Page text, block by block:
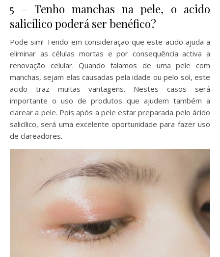
5 – Tenho manchas na pele, o acido
salicílico poderá ser benéfico?
Pode sim! Tendo em consideração que este acido ajuda a
eliminar as células mortas e por consequência activa a
renovação celular. Quando falamos de uma pele com
manchas, sejam elas causadas pela idade ou pelo sol, este
acido traz muitas vantagens. Nestes casos será
importante o uso de produtos que ajudem também a
clarear a pele. Pois após a pele estar preparada pelo ácido
salicílico, será uma excelente oportunidade para fazer uso
de clareadores.